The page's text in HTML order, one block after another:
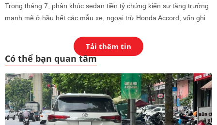
Trong tháng 7, phân khúc sedan tiền tỷ chứng kiến sự tăng trưởng
mạnh mẽ ở hầu hết các mẫu xe, ngoại trừ Honda Accord, vốn ghi
duy trì vị thế vững chắc của mình trên thị trường.
Tải thêm tin
Có thể bạn quan tâm